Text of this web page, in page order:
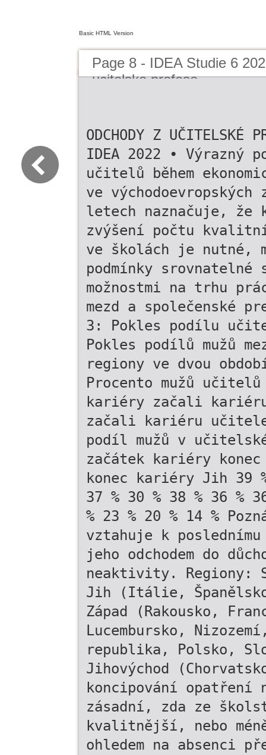
Basic HTML Version
Page 8 - IDEA Studie 6
ucitelske profese
ODCHODY Z UČITELSKÉ
IDEA 2022 • Výrazný
učitelů během
ve východoevropských
letech naznačuje, že
zvýšení počtu
ve školách je
podmínky
možnostmi na trhu
mezd a společenské
3: Pokles podílu
Pokles podílů mužů
regiony ve dvou
Procento mužů
kariéry začali
začali kariéru
podíl mužů v
začátek kariéry
konec kariéry Jih 39
37 % 30 % 38 % 36 %
% 23 % 20 % 14 %
vztahuje k
jeho odchodem do
neaktivity. Regiony:
Jih (Itálie,
Západ (Rakousko,
Lucembursko,
republika, Polsko,
Jihovýchod
koncipování
zásadní, zda ze
kvalitnější, nebo
ohledem na absenci